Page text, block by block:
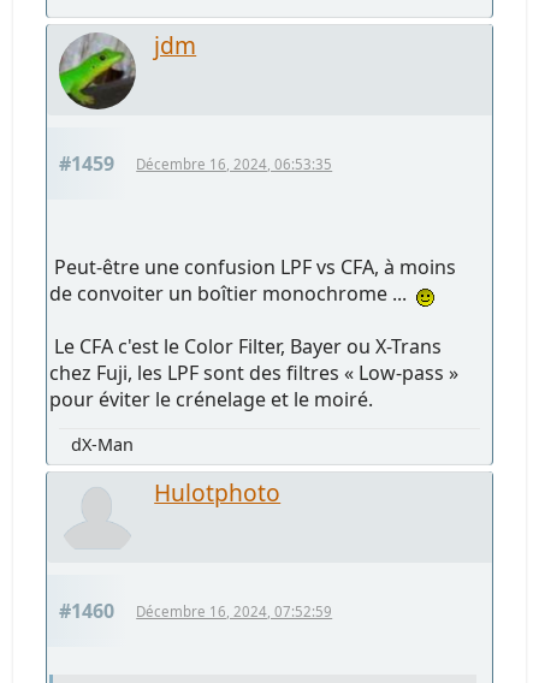
jdm
#1459 Décembre 16, 2024, 06:53:35
Peut-être une confusion LPF vs CFA, à moins
de convoiter un boîtier monochrome ...
Le CFA c'est le Color Filter, Bayer ou X-Trans
chez Fuji, les LPF sont des filtres « Low-pass »
pour éviter le crénelage et le moiré.
dX-Man
Hulotphoto
#1460 Décembre 16, 2024, 07:52:59